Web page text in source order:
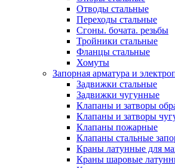
Отводы стальные
Переходы стальные
Сгоны. бочата. резьбы
Тройники стальные
Фланцы стальные
Хомуты
Запорная арматура и
Задвижки стальные
Задвижки чугунные
Клапаны и затворы
Клапаны и затворы
Клапаны пожарные
Клапаны стальные
Краны латунные для
Краны шаровые